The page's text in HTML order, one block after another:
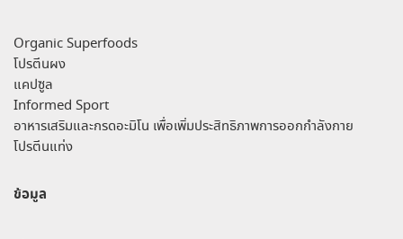
Organic Superfoods
โปรตีนผง
แคปซูล
Informed Sport
อาหารเสริมและกรดอะมิโน เพื่อเพิ่มประสิทธิภาพการออกกำลังกาย
โปรตีนแท่ง
ข้อมูล